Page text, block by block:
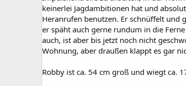
keinerlei Jagdambitionen hat und
Heranrufen benutzen. Er schnüffelt und
er späht auch gerne rundum in die
auch, ist aber bis jetzt noch nicht
Wohnung, aber draußen klappt es gar
Robby ist ca. 54 cm groß und wiegt ca.